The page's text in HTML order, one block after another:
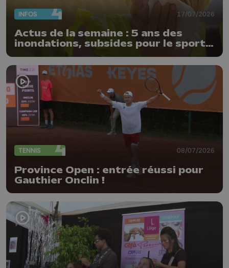
INFOS 17/07/2026
Actus de la semaine : 5 ans des
inondations, subsides pour le sport
TENNIS 08/07/2026
Province Open : entrée réussi pour
Gauthier Onclin !